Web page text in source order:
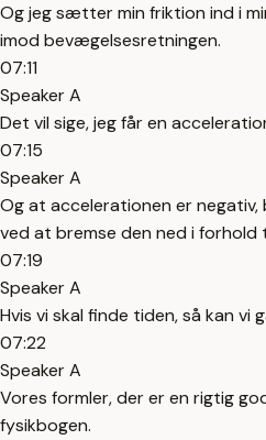
Og jeg sætter min friktion ind i
imod bevægelsesretningen.
07:11
Speaker A
Det vil sige, jeg får en
07:15
Speaker A
Og at accelerationen er
ved at bremse den ned i forhold
07:19
Speaker A
Hvis vi skal finde tiden, så kan vi
07:22
Speaker A
Vores formler, der er en rigtig
fysikbogen.